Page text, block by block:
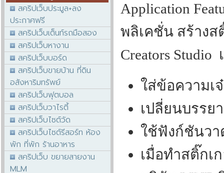
สคริปเว็บประมูล+ลง
ประกาศฟรี
สคริปเว็บเต็นท์รถมือสอง
สคริปเว็บหางาน
สคริปเว็บบอร์ด
สคริปเว็บขายบ้าน ที่ดิน
อสังหาริมทรัพย์
สคริปเว็บฟุตบอล
สคริปเว็บวาไรตี้
สคริปเว็บไซต์วัด
สคริปเว็บไซต์รีสอร์ท ห้อง
พัก ที่พัก ร้านอาหาร
สคริปเว็บ ขยายสายงาน
MLM
Application
พลิเคชั่น สร้างส
Creators Studio
ใส่ข้อความเ
เปลี่ยนบรรย
ใช้ฟังก์ชันวา
เมื่อทำสติ๊กเ